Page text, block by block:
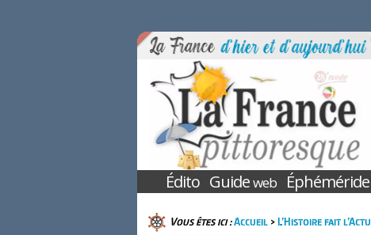
Édito Guideweb Éphéméride
Vous êtes ici :Accueil>L’Histoire fait l’Actu